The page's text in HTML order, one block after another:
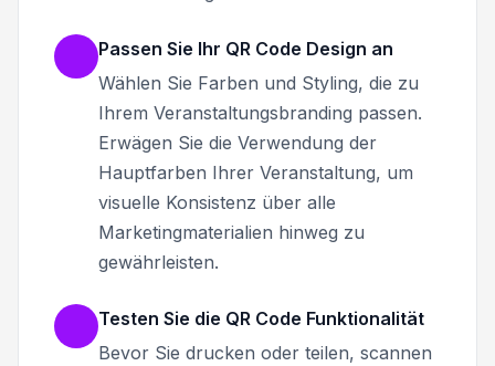
Passen Sie Ihr QR Code Design an
Wählen Sie Farben und Styling, die zu
Ihrem Veranstaltungsbranding passen.
Erwägen Sie die Verwendung der
Hauptfarben Ihrer Veranstaltung, um
visuelle Konsistenz über alle
Marketingmaterialien hinweg zu
gewährleisten.
Testen Sie die QR Code Funktionalität
Bevor Sie drucken oder teilen, scannen